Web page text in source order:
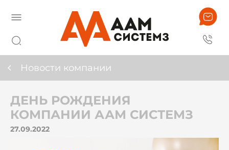
Новости компании
ДЕНЬ РОЖДЕНИЯ
КОМПАНИИ ААМ СИСТЕМЗ
27.09.2022